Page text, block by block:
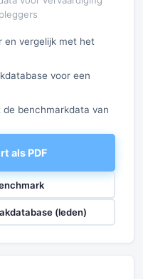
en vergelijk met het
voor een
benchmarkdata van
als PDF
(leden)